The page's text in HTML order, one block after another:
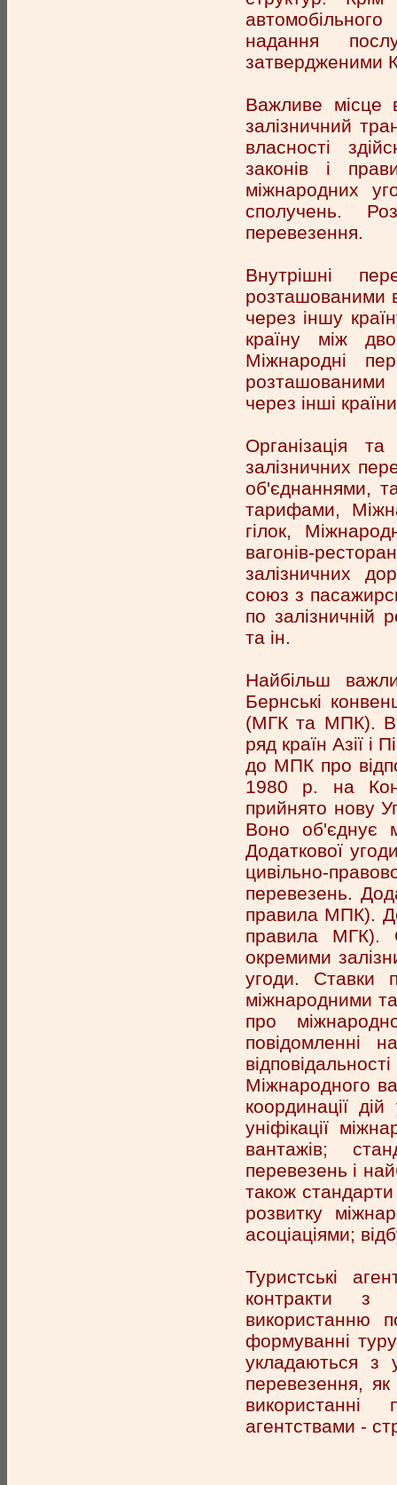
надання
затвердженими
Важливе місце
залізничний
власності
законів і
міжнародних
сполучень.
перевезення.
Внутрішні
розташованими
через іншу
країну між
Міжнародні
через інші
Організація
залізничних
об'єднаннями,
тарифами,
гілок,
вагонів-
залізничних
союз з
по залізничній
та ін.
Найбільш
Бернські
(МГК та МПК). В
ряд країн Азії і
до МПК про
1980 р. на
прийнято нову
Воно об'єднує
Додаткової
цивільно-
перевезень.
правила МПК).
правила МГК).
окремими
угоди. Ставки
міжнародними
про
повідомленні
Міжнародного
координації
уніфікації
вантажів;
перевезень і
також
розвитку
асоціаціями;
Туристські
контракти з
використанню
формуванні
укладаються з
перевезення,
використанні
агентствами -